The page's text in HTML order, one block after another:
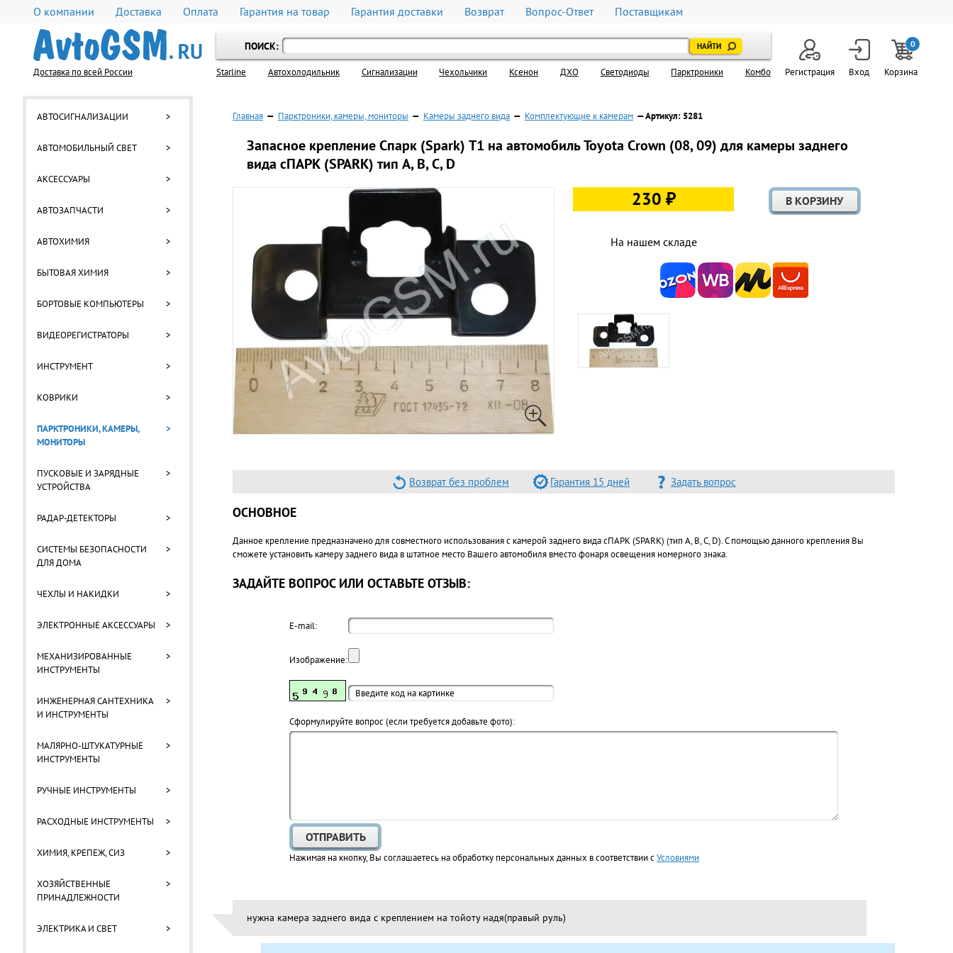
О компании Доставка Оплата Гарантия на товар Гарантия доставки Возврат Вопрос-Ответ Поставщикам
Доставка по всей России
ПОИСК:
Starline Автохолодильник Cигнализации Чехольчики Ксенон ДХО Светодиоды Парктроники Комбо Регистрация Вход
0
Корзина
АВТОСИГНАЛИЗАЦИИ >
АВТОМОБИЛЬНЫЙ СВЕТ >
АКСЕССУАРЫ >
АВТОЗАПЧАСТИ >
АВТОХИМИЯ >
БЫТОВАЯ ХИМИЯ >
БОРТОВЫЕ КОМПЬЮТЕРЫ >
ВИДЕОРЕГИСТРАТОРЫ >
ИНСТРУМЕНТ >
КОВРИКИ >
ПАРКТРОНИКИ, КАМЕРЫ,
МОНИТОРЫ
>
ПУСКОВЫЕ И ЗАРЯДНЫЕ
УСТРОЙСТВА
>
РАДАР-ДЕТЕКТОРЫ >
СИСТЕМЫ БЕЗОПАСНОСТИ
ДЛЯ ДОМА
>
ЧЕХЛЫ И НАКИДКИ >
ЭЛЕКТРОННЫЕ АКСЕССУАРЫ >
МЕХАНИЗИРОВАННЫЕ
ИНСТРУМЕНТЫ
>
ИНЖЕНЕРНАЯ САНТЕХНИКА
И ИНСТРУМЕНТЫ
>
МАЛЯРНО-ШТУКАТУРНЫЕ
ИНСТРУМЕНТЫ
>
РУЧНЫЕ ИНСТРУМЕНТЫ >
РАСХОДНЫЕ ИНСТРУМЕНТЫ >
ХИМИЯ, КРЕПЕЖ, СИЗ >
ХОЗЯЙСТВЕННЫЕ
ПРИНАДЛЕЖНОСТИ
>
ЭЛЕКТРИКА И СВЕТ >
Главная — Парктроники, камеры, мониторы — Камеры заднего вида — Комплектующие к камерам — Артикул: 5281
Запасное крепление Спарк (Spark) T1 на автомобиль Toyota Crown (08, 09) для камеры заднего
вида сПАРК (SPARK) тип A, В, С, D
230 ₽
На нашем складе
Возврат без проблем Гарантия 15 дней Задать вопрос
ОСНОВНОЕ
Данное крепление предназначено для совместного использования с камерой заднего вида сПАРК (SPARK) (тип A, В, С, D). С помощью данного крепления Вы
сможете установить камеру заднего вида в штатное место Вашего автомобиля вместо фонаря освещения номерного знака.
ЗАДАЙТЕ ВОПРОС ИЛИ ОСТАВЬТЕ ОТЗЫВ:
E-mail:
Изображение:
Cформулируйте вопрос (если требуется добавьте фото):
Нажимая на кнопку, Вы соглашаетесь на обработку персональных данных в соответствии сУсловиями
нужна камера заднего вида с креплением на тойоту надя(правый руль)